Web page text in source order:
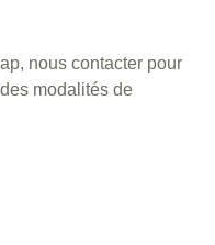
nous contacter pour
modalités de